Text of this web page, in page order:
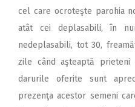
cel care ocroteşte parohia
atât cei deplasabili, în
nedeplasabili, tot 30,
zile când aşteaptă
darurile oferite sunt
prezenţa acestor semeni